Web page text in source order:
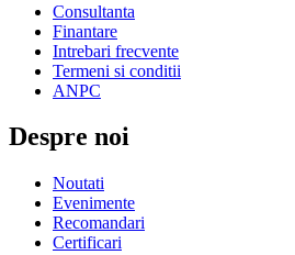
Consultanta
Finantare
Intrebari frecvente
Termeni si conditii
ANPC
Despre noi
Noutati
Evenimente
Recomandari
Certificari